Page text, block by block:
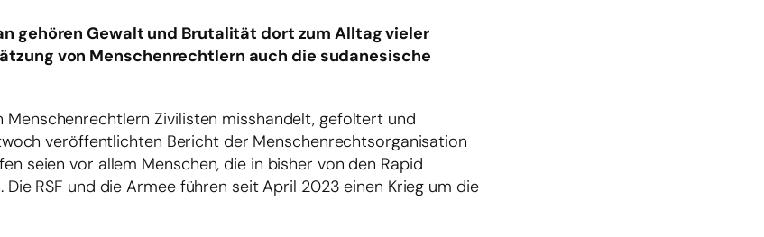
gehören Gewalt und Brutalität dort zum Alltag vieler
von Menschenrechtlern auch die sudanesische
Zivilisten misshandelt, gefoltert und
veröffentlichten Bericht der Menschenrechtsorganisation
seien vor allem Menschen, die in bisher von den Rapid
RSF und die Armee führen seit April 2023 einen Krieg um die